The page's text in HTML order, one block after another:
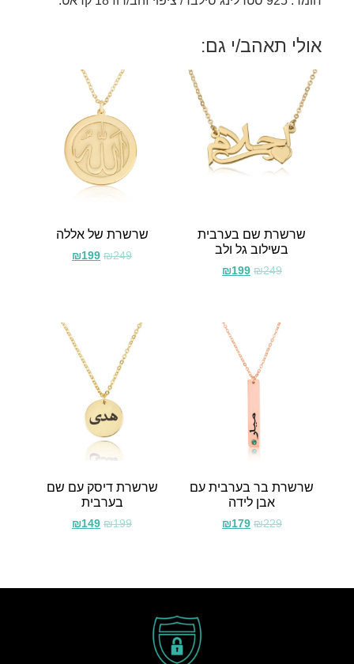
אולי תאהב/י גם:
שרשרת שם בערבית
בשילוב גל ולב
₪249
₪199
שרשרת של אללה
₪249
₪199
שרשרת בר בערבית עם
אבן לידה
₪229
₪179
שרשרת דיסק עם שם
בערבית
₪199
₪149